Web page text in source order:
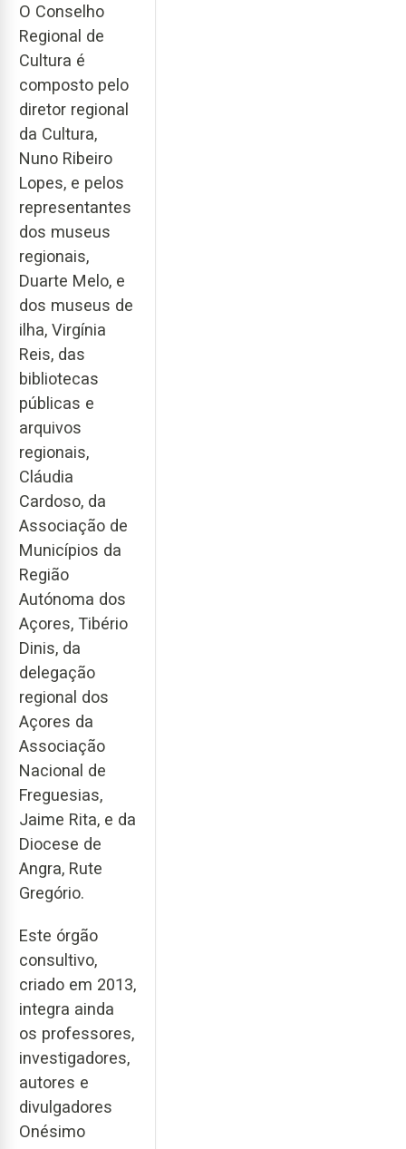
O Conselho
Regional de
Cultura é
composto pelo
diretor regional
da Cultura,
Nuno Ribeiro
Lopes, e pelos
representantes
dos museus
regionais,
Duarte Melo, e
dos museus de
ilha, Virgínia
Reis, das
bibliotecas
públicas e
arquivos
regionais,
Cláudia
Cardoso, da
Associação de
Municípios da
Região
Autónoma dos
Açores, Tibério
Dinis, da
delegação
regional dos
Açores da
Associação
Nacional de
Freguesias,
Jaime Rita, e da
Diocese de
Angra, Rute
Gregório.
Este órgão
consultivo,
criado em 2013,
integra ainda
os professores,
investigadores,
autores e
divulgadores
Onésimo